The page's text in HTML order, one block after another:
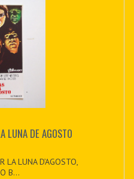
LUNA DE AGOSTO
LA LUNA D’AGOSTO,
B...